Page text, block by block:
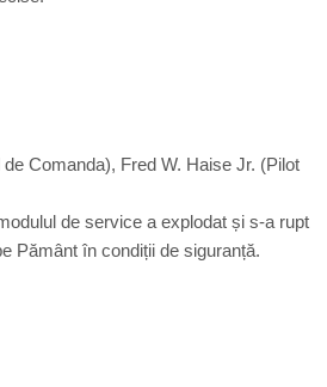
Comanda), Fred W. Haise Jr. (Pilot
de service a explodat și s-a rupt
Pământ în condiții de siguranță.